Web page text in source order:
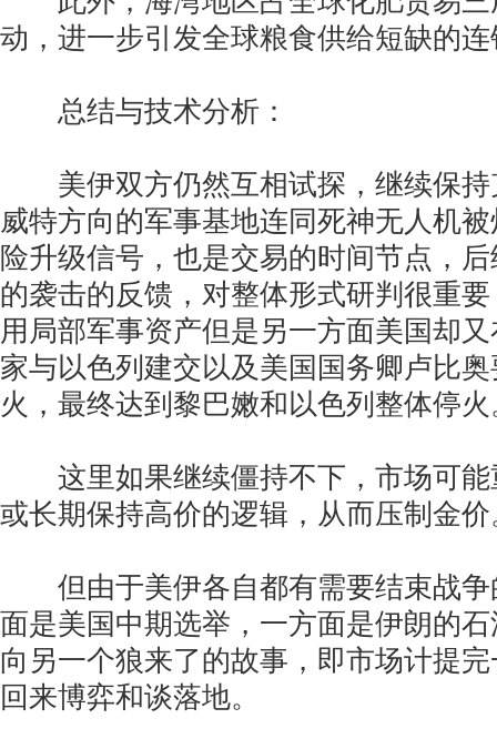
动，进一步引发全球粮食供给短缺的
总结与技术分析：
美伊双方仍然互相试探，继续保持
威特方向的军事基地连同死神无人机
险升级信号，也是交易的时间节点，
的袭击的反馈，对整体形式研判很重
用局部军事资产但是另一方面美国却
家与以色列建交以及美国国务卿卢比
火，最终达到黎巴嫩和以色列整体停火
这里如果继续僵持不下，市场可能
或长期保持高价的逻辑，从而压制金价
但由于美伊各自都有需要结束战争
面是美国中期选举，一方面是伊朗的
向另一个狼来了的故事，即市场计提
回来博弈和谈落地。